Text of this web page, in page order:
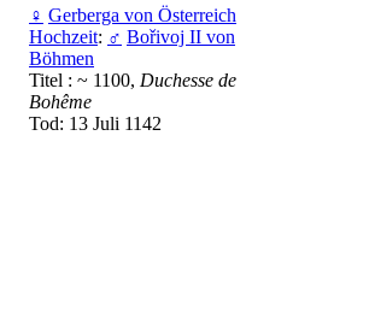
♀ Gerberga von Österreich
Hochzeit: ♂ Bořivoj II von
Böhmen
Titel : ~ 1100, Duchesse de
Bohême
Tod: 13 Juli 1142